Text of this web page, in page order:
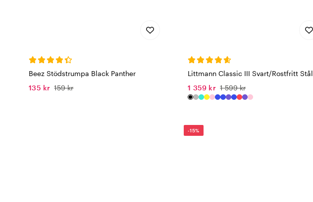
Beez Stödstrumpa Black Panther
135 kr 159 kr
Littmann Classic III Svart/Rostfritt Stål
1 359 kr 1 599 kr
-15%